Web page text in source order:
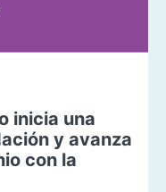
inicia una
y avanza
con la